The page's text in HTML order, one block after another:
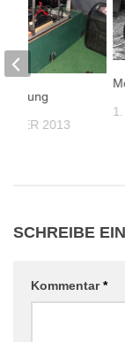
2013
SCHREIBE
Kommentar*